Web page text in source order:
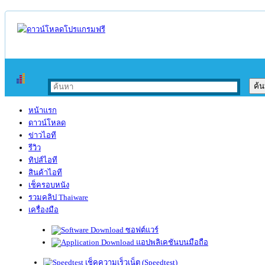
หน้าแรก
ดาวน์โหลด
ข่าวไอที
รีวิว
ทิปส์ไอที
สินค้าไอที
เช็ครอบหนัง
รวมคลิป Thaiware
เครื่องมือ
ซอฟต์แวร์
แอปพลิเคชันบนมือถือ
เช็คความเร็วเน็ต (Speedtest)